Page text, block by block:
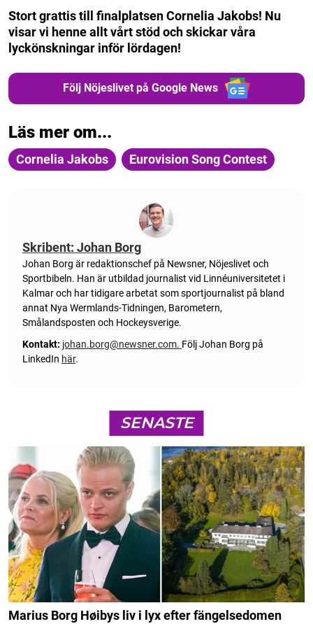
Stort grattis till finalplatsen Cornelia Jakobs! Nu
visar vi henne allt vårt stöd och skickar våra
lyckönskningar inför lördagen!
Följ Nöjeslivet på Google News
Läs mer om...
Cornelia Jakobs Eurovision Song Contest
Skribent: Johan Borg
Johan Borg är redaktionschef på Newsner, Nöjeslivet och
Sportbibeln. Han är utbildad journalist vid Linnéuniversitetet i
Kalmar och har tidigare arbetat som sportjournalist på bland
annat Nya Wermlands-Tidningen, Barometern,
Smålandsposten och Hockeysverige.
Kontakt: johan.borg@newsner.com. Följ Johan Borg på
LinkedIn här.
SENASTE
Marius Borg Høibys liv i lyx efter fängelsedomen